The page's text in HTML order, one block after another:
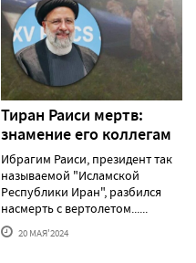
Тиран Раиси мертв:
знамение его коллегам
Ибрагим Раиси, президент так
называемой "Исламской
Республики Иран", разбился
насмерть с вертолетом......
20 МАЯ'2024